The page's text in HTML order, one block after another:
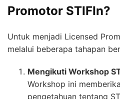
Promotor STIFIn?
Untuk menjadi Licensed
melalui beberapa tahapan
Mengikuti Workshop
Workshop ini
pengetahuan tentang